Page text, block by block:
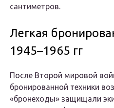
сантиметров.
Легкая
1945–1965 гг
После Второй мировой
бронированной техники
«бронеходы» защищали